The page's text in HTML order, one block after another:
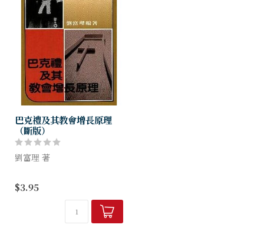
巴克禮及其教會增長原理
（斷版）
劉富理 著
$3.95